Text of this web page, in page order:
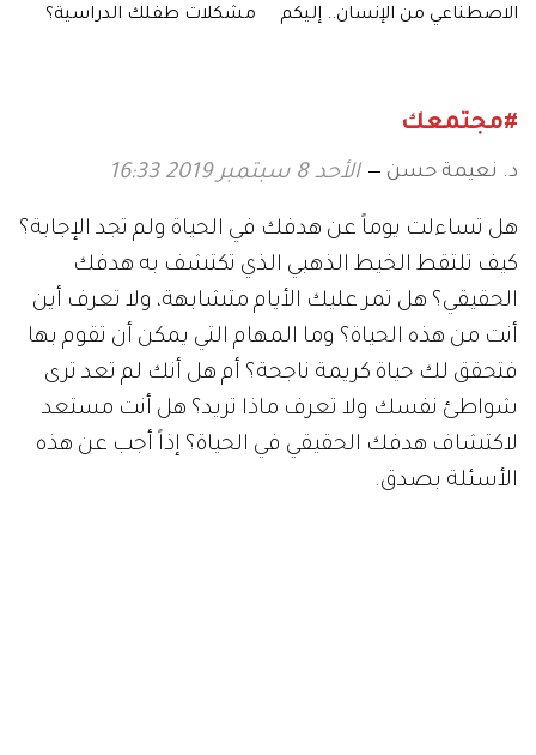
الاصطناعي من الإنسان.. إليكم
مشكلات طفلك الدراسية؟
#مجتمعك
د. نعيمة حسن الأحد 8 سبتمبر 2019 16:33
هل تساءلت يوماً عن هدفك في الحياة ولم تجد الإجابة؟
كيف تلتقط الخيط الذهبي الذي تكتشف به هدفك
الحقيقي؟ هل تمر عليك الأيام متشابهة، ولا تعرف أين
أنت من هذه الحياة؟ وما المهام التي يمكن أن تقوم بها
فتحقق لك حياة كريمة ناجحة؟ أم هل أنك لم تعد ترى
شواطئ نفسك ولا تعرف ماذا تريد؟ هل أنت مستعد
لاكتشاف هدفك الحقيقي في الحياة؟ إذاً أجب عن هذه
الأسئلة بصدق.